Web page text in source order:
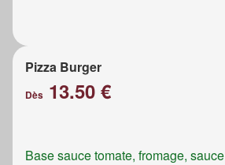
Pizza Burger
Dès 13.50 €
Base sauce tomate, fromage,